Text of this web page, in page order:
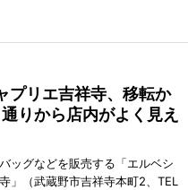
プリエ吉祥寺、移転か
りから店内がよく見え
ッグなどを販売する「エルベシ
」（武蔵野市吉祥寺本町2、TEL